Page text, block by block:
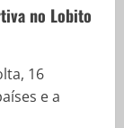
no Lobito
16
e a